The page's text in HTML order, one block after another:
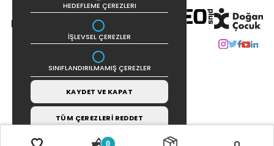
0
HEDEFLEME ÇEREZLERI
İŞLEVSEL ÇEREZLER
SINIFLANDIRILMAMIŞ ÇEREZLER
KAYDET VE KAPAT
TÜM ÇEREZLERİ REDDET